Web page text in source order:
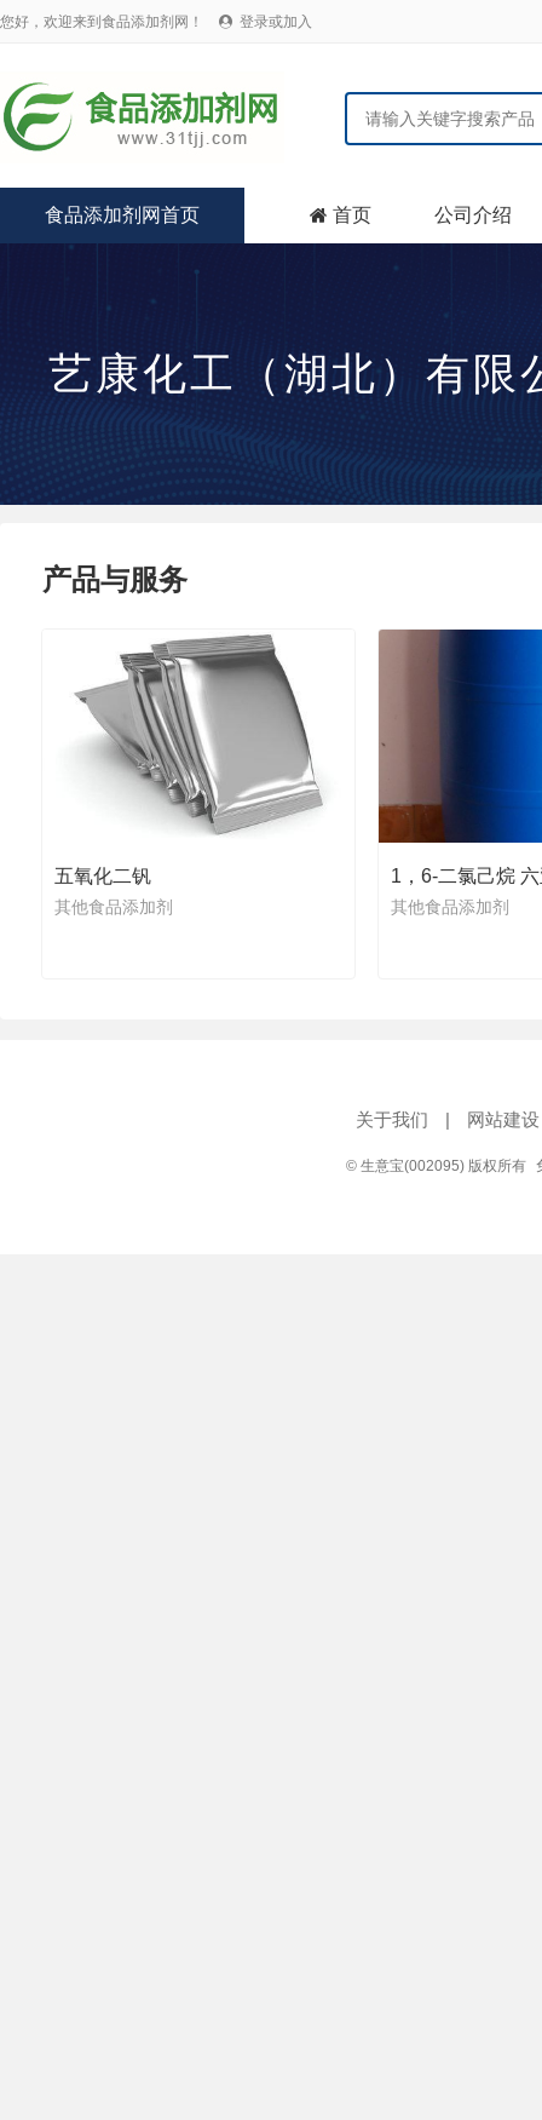
您好，欢迎来到食品添加剂网！  登录或加入
食品添加剂网首页  首页 公司介绍
艺康化工（湖北）有限
产品与服务
五氧化二钒
其他食品添加剂 其他食品添加剂
关于我们 | 网站建设
© 生意宝(002095) 版权所有